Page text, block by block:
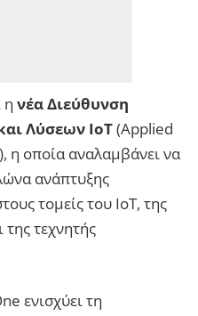
η νέα Διεύθυνση
Λύσεων IoT(Applied
η οποία αναλαμβάνει να
ανάπτυξης
τομείς του IoT, της
της τεχνητής
ενισχύει τη